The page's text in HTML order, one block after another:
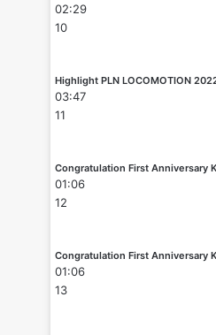
02:29
10
Highlight PLN LOCOMOTION
03:47
11
Congratulation First Anniversary
01:06
12
Congratulation First Anniversary
01:06
13